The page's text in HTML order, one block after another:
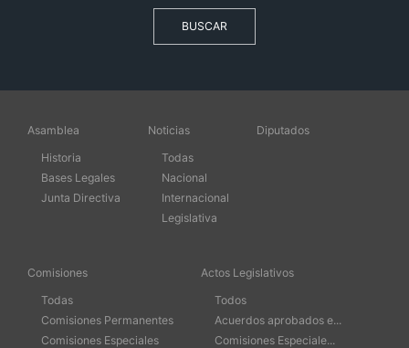
BUSCAR
Asamblea
Historia
Bases Legales
Junta Directiva
Noticias
Todas
Nacional
Internacional
Legislativa
Diputados
Comisiones
Todas
Comisiones Permanentes
Comisiones Especiales
Actos Legislativos
Todos
Acuerdos aprobados e...
Comisiones Especiale...